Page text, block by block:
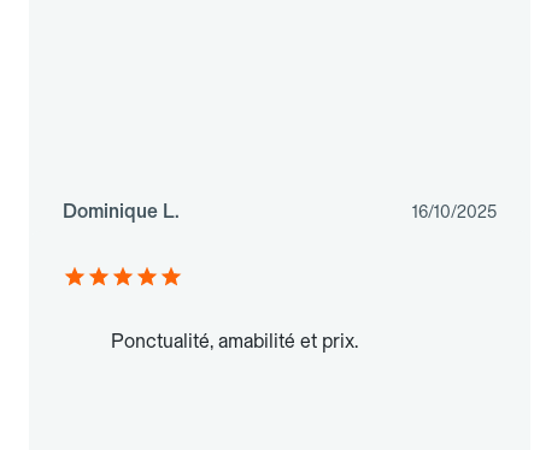
Dominique L. 16/10/2025
Ponctualité, amabilité et prix.